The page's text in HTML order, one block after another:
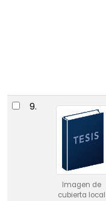
9.
Imagen de
cubierta local